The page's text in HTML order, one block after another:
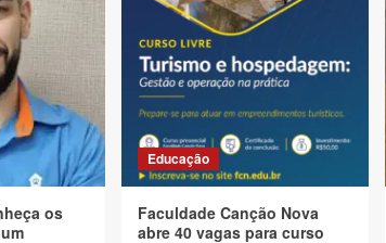
os
Educação
Faculdade Canção Nova
abre 40 vagas para curso